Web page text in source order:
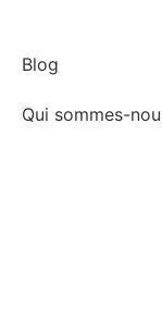
Blog
Qui sommes-